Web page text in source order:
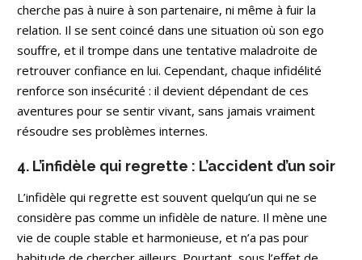
cherche pas à nuire à son partenaire, ni même à fuir la
relation. Il se sent coincé dans une situation où son ego
souffre, et il trompe dans une tentative maladroite de
retrouver confiance en lui. Cependant, chaque infidélité
renforce son insécurité : il devient dépendant de ces
aventures pour se sentir vivant, sans jamais vraiment
résoudre ses problèmes internes.
4. L’infidèle qui regrette : L’accident d’un soir
L’infidèle qui regrette est souvent quelqu’un qui ne se
considère pas comme un infidèle de nature. Il mène une
vie de couple stable et harmonieuse, et n’a pas pour